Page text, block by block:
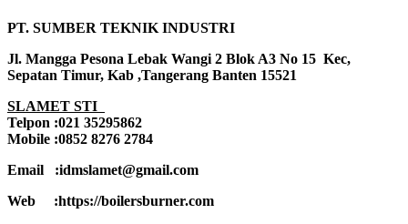
PT. SUMBER TEKNIK INDUSTRI
Jl. Mangga Pesona Lebak Wangi 2 Blok A3 No 15 Kec,
Sepatan Timur, Kab ,Tangerang Banten 15521
SLAMET STI
Telpon :021 35295862
Mobile :0852 8276 2784
Email :idmslamet@gmail.com
Web :https://boilersburner.com